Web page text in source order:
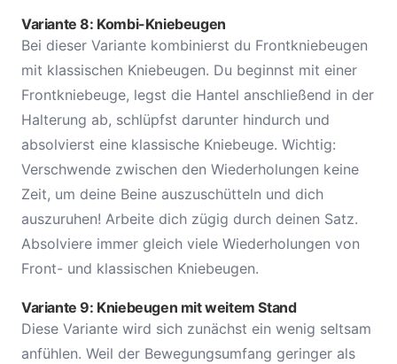
Variante 8: Kombi-Kniebeugen
Bei dieser Variante kombinierst du Frontkniebeugen
mit klassischen Kniebeugen. Du beginnst mit einer
Frontkniebeuge, legst die Hantel anschließend in der
Halterung ab, schlüpfst darunter hindurch und
absolvierst eine klassische Kniebeuge. Wichtig:
Verschwende zwischen den Wiederholungen keine
Zeit, um deine Beine auszuschütteln und dich
auszuruhen! Arbeite dich zügig durch deinen Satz.
Absolviere immer gleich viele Wiederholungen von
Front- und klassischen Kniebeugen.
Variante 9: Kniebeugen mit weitem Stand
Diese Variante wird sich zunächst ein wenig seltsam
anfühlen. Weil der Bewegungsumfang geringer als